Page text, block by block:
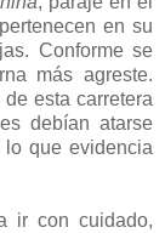
en su
Conforme se
más agreste.
esta carretera
debían atarse
lo que evidencia
ir con cuidado,